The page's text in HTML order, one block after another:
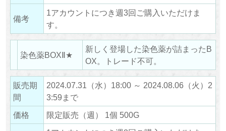
備考
1アカウントにつき週3回ご購入いただけま
す。
染色薬BOXⅡ★
新しく登場した染色薬が詰まったB
OX。トレード不可。
販売期
間
2024.07.31（水）18:00 ～ 2024.08.06（火）2
3:59まで
価格
限定販売（週） 1個 500G